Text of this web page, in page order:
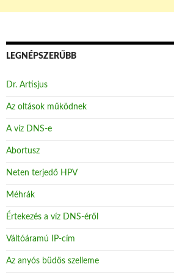
LEGNÉPSZERŰBB
Dr. Artisjus
Az oltások működnek
A víz DNS-e
Abortusz
Neten terjedő HPV
Méhrák
Értekezés a víz DNS-éről
Váltóáramú IP-cím
Az anyós büdös szelleme